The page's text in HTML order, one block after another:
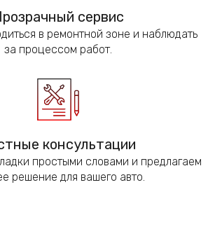
сервис
в ремонтной зоне и наблюдать
за процессом работ.
консультации
простыми словами и предлагаем
решение для вашего авто.